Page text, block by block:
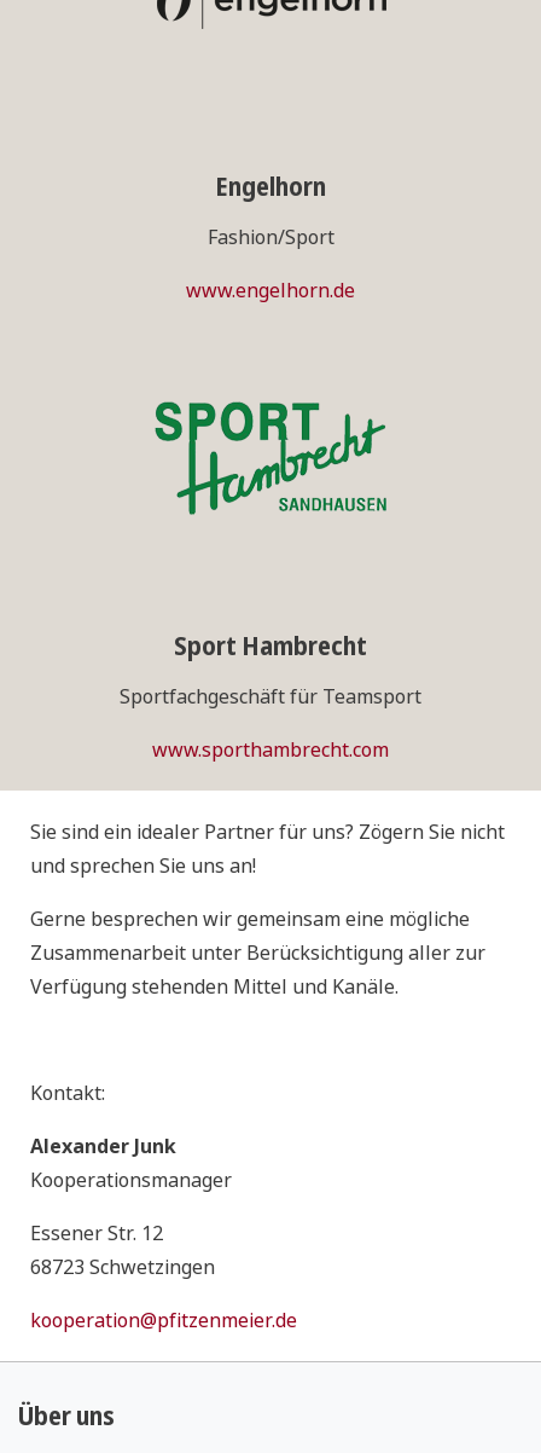
Engelhorn
Fashion/Sport
www.engelhorn.de
Sport Hambrecht
Sportfachgeschäft für Teamsport
www.sporthambrecht.com
Sie sind ein idealer Partner für uns? Zögern Sie nicht
und sprechen Sie uns an!
Gerne besprechen wir gemeinsam eine mögliche
Zusammenarbeit unter Berücksichtigung aller zur
Verfügung stehenden Mittel und Kanäle.
Kontakt:
Alexander Junk
Kooperationsmanager
Essener Str. 12
68723 Schwetzingen
kooperation@pfitzenmeier.de
Über uns